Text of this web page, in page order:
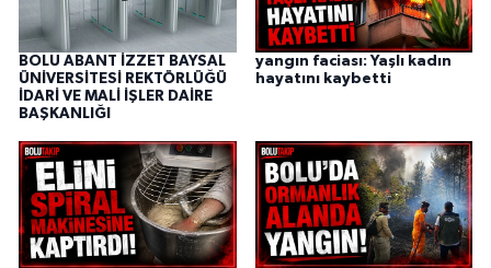
BOLU ABANT İZZET BAYSAL
ÜNİVERSİTESİ REKTÖRLÜĞÜ
İDARİ VE MALİ İŞLER DAİRE
BAŞKANLIĞI
yangın faciası: Yaşlı kadın
hayatını kaybetti